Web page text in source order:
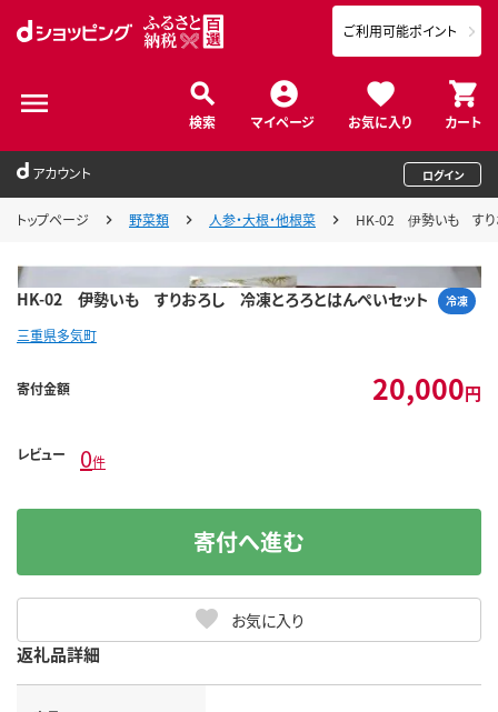
検索 マイページ お気に入り カート
ご利用可能ポイント
アカウント ログイン
トップページ 野菜類 人参・大根・他根菜 HK-02 伊勢いも すり
HK-02 伊勢いも すりおろし 冷凍とろろとはんぺいセット 冷凍
三重県多気町
寄付金額 20,000円
レビュー 0件
お気に入り
寄付へ進む
返礼品詳細